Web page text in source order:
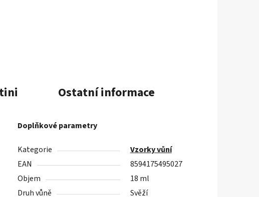
Ostatní informace
Doplňkové parametry
Kategorie
Vzorky vůní
EAN
8594175495027
Objem
18 ml
Druh vůně
Svěží